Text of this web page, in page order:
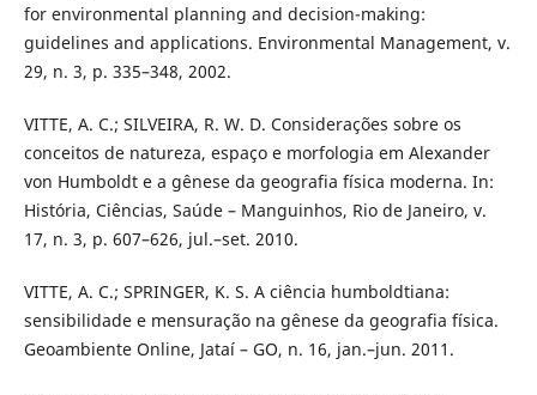
for environmental planning and decision-making:
guidelines and applications. Environmental Management, v.
29, n. 3, p. 335–348, 2002.
VITTE, A. C.; SILVEIRA, R. W. D. Considerações sobre os
conceitos de natureza, espaço e morfologia em Alexander
von Humboldt e a gênese da geografia física moderna. In:
História, Ciências, Saúde – Manguinhos, Rio de Janeiro, v.
17, n. 3, p. 607–626, jul.–set. 2010.
VITTE, A. C.; SPRINGER, K. S. A ciência humboldtiana:
sensibilidade e mensuração na gênese da geografia física.
Geoambiente Online, Jataí – GO, n. 16, jan.–jun. 2011.